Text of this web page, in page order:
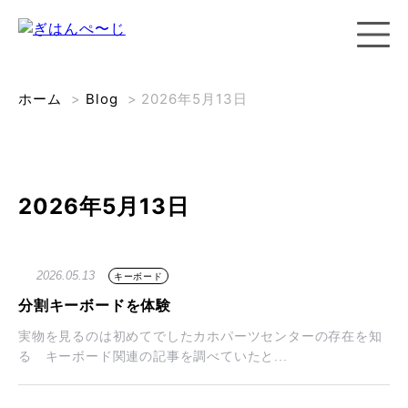
ホーム > Blog > 2026年5月13日
2026年5月13日
2026.05.13 キーボード
分割キーボードを体験
実物を見るのは初めてでしたカホパーツセンターの存在を知
る キーボード関連の記事を調べていたと...